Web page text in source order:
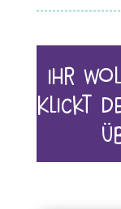
Ihr
Klickt